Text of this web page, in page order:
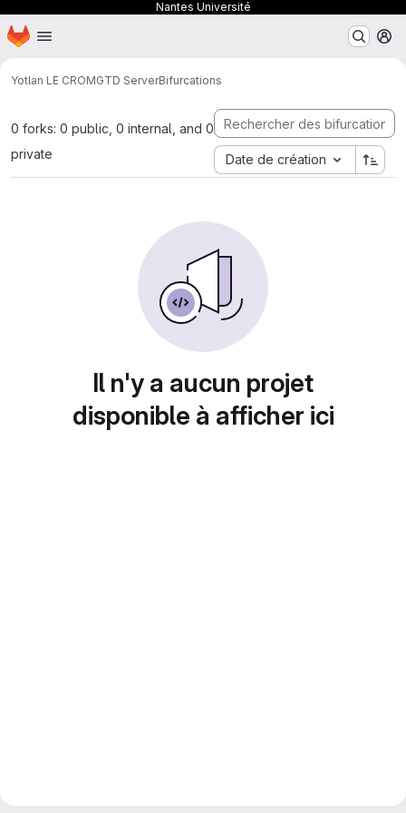
Nantes Université
Passer au contenu principal
Page d'accueil
Yotlan LE CROMGTD ServerBifurcations
0 forks: 0 public, 0 internal, and 0
private
Date de création
Il n'y a aucun projet
disponible à afficher ici